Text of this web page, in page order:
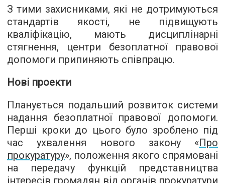
З тими захисниками, які не дотримуються
стандартів якості, не підвищують
кваліфікацію, мають дисциплінарні
стягнення, центри безоплатної правової
допомоги припиняють співпрацю.
Нові проекти
Планується подальший розвиток системи
надання безоплатної правової допомоги.
Перші кроки до цього було зроблено під
час ухвалення нового закону «Про
прокуратуру», положення якого спрямовані
на передачу функцій представництва
інтересів громадян від органів прокуратури